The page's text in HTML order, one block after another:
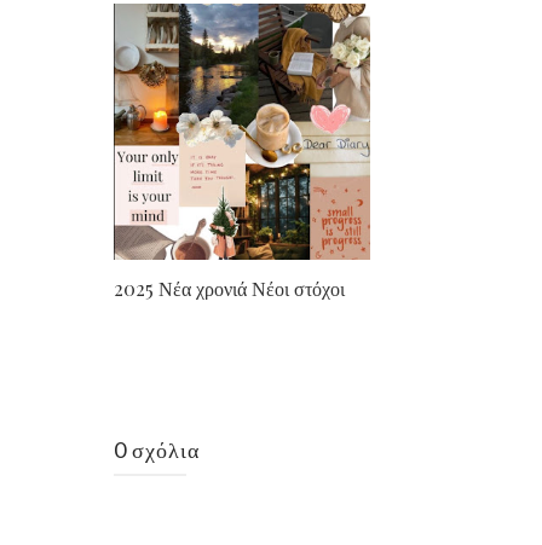
2025 Νέα χρονιά Νέοι στόχοι
0 σχόλια